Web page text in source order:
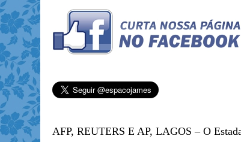
AFP, REUTERS E AP, LAGOS – O